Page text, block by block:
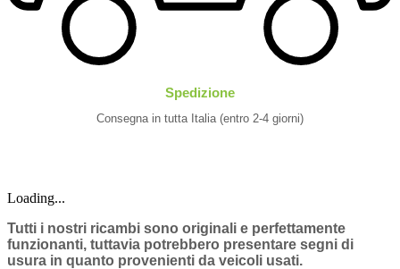
Spedizione
Consegna in tutta Italia (entro 2-4 giorni)
Loading...
Tutti i nostri ricambi sono originali e perfettamente
funzionanti, tuttavia potrebbero presentare segni di
usura in quanto provenienti da veicoli usati.